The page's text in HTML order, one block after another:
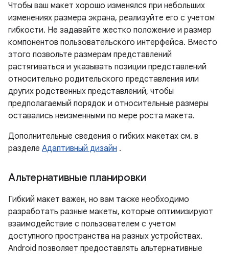
Чтобы ваш макет хорошо изменялся при небольших
изменениях размера экрана, реализуйте его с учетом
гибкости. Не задавайте жестко положение и размер
компонентов пользовательского интерфейса. Вместо
этого позвольте размерам представлений
растягиваться и указывать позиции представлений
относительно родительского представления или
других родственных представлений, чтобы
предполагаемый порядок и относительные размеры
оставались неизменными по мере роста макета.
Дополнительные сведения о гибких макетах см. в
разделе Адаптивный дизайн .
Альтернативные планировки
Гибкий макет важен, но вам также необходимо
разработать разные макеты, которые оптимизируют
взаимодействие с пользователем с учетом
доступного пространства на разных устройствах.
Android позволяет предоставлять альтернативные